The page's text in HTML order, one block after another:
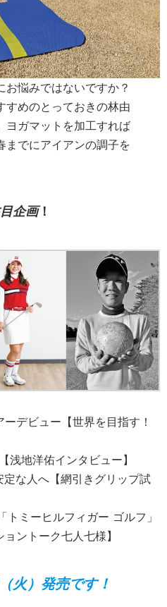
お悩みではないですか？
すめのとっておきの林由
ヨガマットを加工すれば
までにアイアンの調子を
企画！
デビュー【世界を目指す！
地洋佑インタビュー】
な人へ【網引きグリップ試
ミーヒルフィガー ゴルフ」
ントーク七人七様】
火）発売です！